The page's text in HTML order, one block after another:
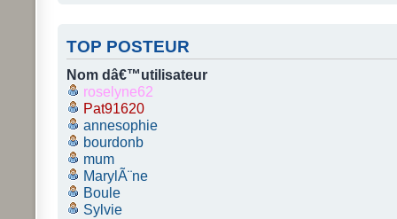
TOP POSTEUR
Nom dâ€™utilisateur
roselyne62
Pat91620
annesophie
bourdonb
mum
MarylÃ¨ne
Boule
Sylvie